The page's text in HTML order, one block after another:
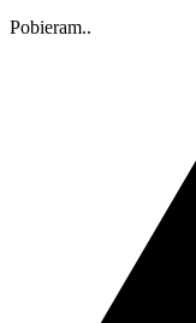
Pobieram..